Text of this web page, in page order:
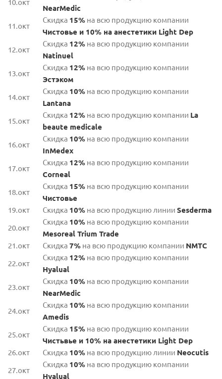
10.окт
NearMedic
11.окт
Скидка 15% на всю продукцию компании
Чистовье и 10% на анестетики Light Dep
12.окт
Скидка 12% на всю продукцию компании
Natinuel
13.окт
Скидка 12% на всю продукцию компании
Эстэком
14.окт
Скидка 10% на всю продукцию компании
Lantana
15.окт
Скидка 12% на всю продукцию компании La
beaute medicale
16.окт
Скидка 10% на всю продукцию компании
InMedex
17.окт
Скидка 12% на всю продукцию компании
Corneal
18.окт
Скидка 15% на всю продукцию компании
Чистовье
19.окт
Скидка 10% на всю продукцию линии Sesderma
20.окт
Скидка 10% на всю продукцию компании
Mesoreal Trium Trade
21.окт
Скидка 7% на всю продукцию компании NMTC
22.окт
Скидка 12% на всю продукцию компании
Hyalual
23.окт
Скидка 10% на всю продукцию компании
NearMedic
24.окт
Скидка 10% на всю продукцию компании
Amedis
25.окт
Скидка 15% на всю продукцию компании
Чистьвье и 10% на анестетики Light Dep
26.окт
Скидка 10% на всю продукцию линии Neocutis
27.окт
Скидка 10% на всю продукцию компании
Hyalual